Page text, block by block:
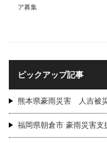
ア募集
ピックアップ記事
熊本県豪雨災害 人吉被
福岡県朝倉市 豪雨災害支